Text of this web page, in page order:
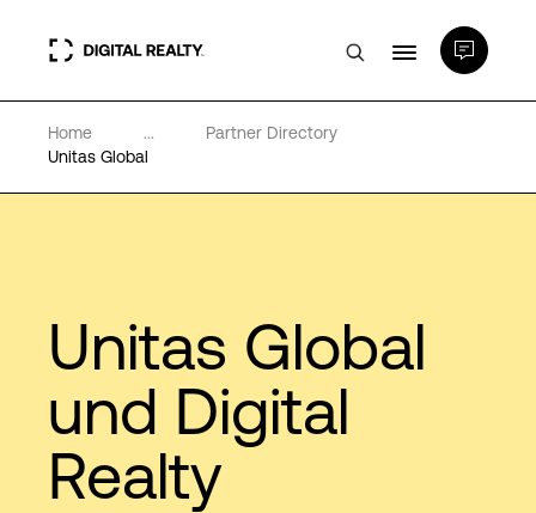
Rechenzentren
Über uns
Home ...
Partner Directory
Unitas Global
Unitas Global
und Digital
Realty